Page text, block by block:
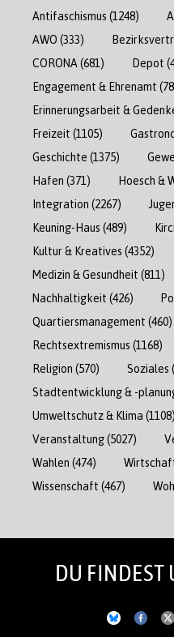
Antifaschismus (1248)
AWO (333)
CORONA (681) Depot
Engagement & Ehrenamt
Erinnerungsarbeit &
Freizeit (1105)
Geschichte (1375)
Hafen (371) Hoesch &
Integration (2267)
Keuning-Haus (489)
Kultur & Kreatives (4352)
Medizin & Gesundheit (811)
Nachhaltigkeit (426)
Quartiersmanagement (460)
Rechtsextremismus (1168)
Religion (570) Soziales
Stadtentwicklung & -
Umweltschutz & Klima (1108)
Veranstaltung(5027)
Wahlen (474)
Wissenschaft (467)
DU FINDEST